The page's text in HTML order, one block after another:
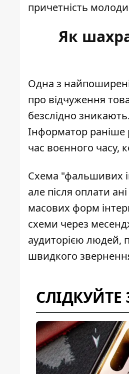
причетність
Як
Одна з
про відчуження
безслідно
Інформатор раніше
час воєнного часу,
Схема "фальшивих
але після оплати
масових форм
схеми через
аудиторією людей,
швидкого
СЛІДКУЙТЕ